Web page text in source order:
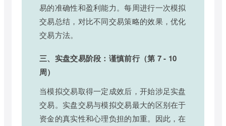
易的准确性和盈利能力。每周进行一次模拟
交易总结，对比不同交易策略的效果，优化
交易方法。
三、实盘交易阶段：谨慎前行（第 7 - 10
周）
当模拟交易取得一定成效后，开始涉足实盘
交易。实盘交易与模拟交易最大的区别在于
资金的真实性和心理负担的加重。因此，在